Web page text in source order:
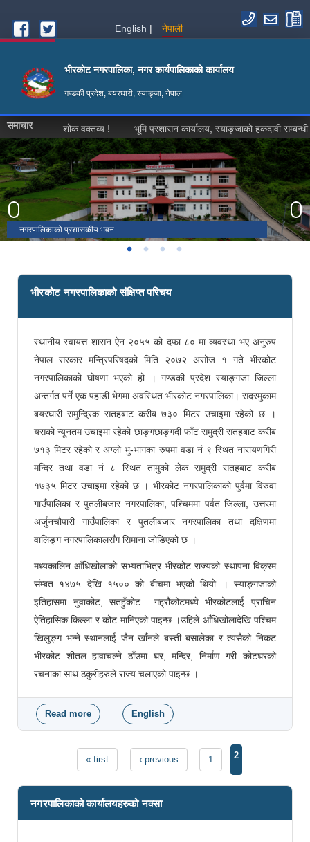
English
नेपाली
भीरकोट नगरपालिका, नगर कार्यपालिकाको कार्यालय
गण्डकी प्रदेश, बयरघारी, स्याङ्जा, नेपाल
समाचार शोक वक्तव्य ! भूमि प्रशासन कार्यालय, स्याङ्जाको हकदावी सम्बन्धी ३५
नगरपालिकाको प्रशासकीय भवन
भीरकोट ७ स्थित खिलुङ् कालिका मन्दिर
भीरकोट-१, बयरघारी बजार
स्वरेक मैदान
भीरकोट नगरपालिकाको संक्षिप्त परिचय
स्थानीय स्वायत्त शासन ऐन २०५५ को दफा ८० मा व्यवस्था भए अनुरुप
नेपाल सरकार मन्त्रिपरिषदको मिति २०७२ असोज १ गते भीरकोट
नगरपालिकाको घोषणा भएको हो । गण्डकी प्रदेश स्याङ्गजा जिल्ला
अन्तर्गत पर्ने एक पहाडी भेगमा अवस्थित भीरकोट नगरपालिका। सदरमुकाम
बयरघारी समुन्द्रिक सतहबाट करीब ७३० मिटर उचाइमा रहेको छ ।
यसको न्यूनतम उचाइमा रहेको छाङ्गछाङ्गदी फाँट समुद्री सतहबाट करीब
७१३ मिटर रहेको र अग्लो भु-भागका रुपमा वडा नं ९ स्थित नारायणगिरी
मन्दिर तथा वडा नं ८ स्थित तामुको लेक समुद्री सतहबाट करीब
१७३५ मिटर उचाइमा रहेको छ । भीरकोट नगरपालिकाको पुर्वमा विरुवा
गाउँपालिका र पुतलीबजार नगरपालिका, पश्चिममा पर्वत जिल्ला, उत्तरमा
अर्जुनचौपारी गाउँपालिका र पुतलीबजार नगरपालिका तथा दक्षिणमा
वालिङ्ग नगरपालिकालसँग सिमाना जोडिएको छ ।
मध्यकालिन आँधिखोलाको सभ्यताभित्र भीरकोट राज्यको स्थापना विक्रम
संम्बत १४७५ देखि १५०० को बीचमा भएको थियो । स्याङ्गजाको
इतिहासमा नुवाकोट, सतहुँकोट गह्रौंकोटमध्ये भीरकोटलाई प्राचिन
ऐतिहासिक किल्ला र कोट मानिएको पाइन्छ ।उहिले आँधिखोलादेखि पश्‍चिम
खिलुङ्ग भन्ने स्थानलाई जैन खाँनले बस्ती बसालेका र त्यसैको निकट
भीरकोट शीतल हावाचल्ने ठाँउमा घर, मन्दिर, निर्माण गरी कोटघरको
रचनाका साथ ठकुरीहरुले राज्य चलाएको पाइन्छ ।
Read more about भीरकोट नगरपालिकाको संक्षिप्त परिचय
English
« first ‹ previous 1 2
नगरपालिकाको कार्यालयहरुको नक्सा